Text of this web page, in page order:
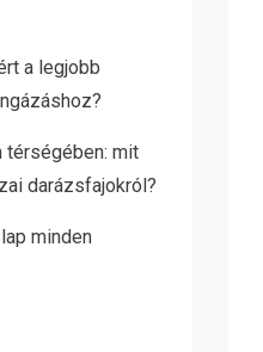
a legjobb
térségében: mit
darázsfajokról?
minden